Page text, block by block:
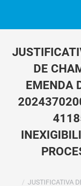
DE
EMENDA
JUSTIFICATIVA